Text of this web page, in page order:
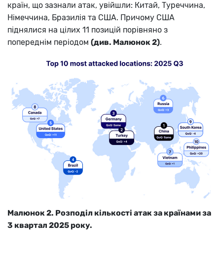
країн, що зазнали атак, увійшли: Китай, Туреччина,
Німеччина, Бразилія та США. Причому США
піднялися на цілих 11 позицій порівняно з
попереднім періодом (див. Малюнок 2).
Малюнок 2. Розподіл кількості атак за країнами за
3 квартал 2025 року.